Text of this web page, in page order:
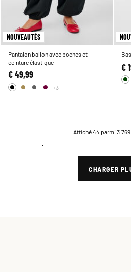
NOUVEAUTÉS
Pantalon ballon avec poches et
ceinture élastique
€ 49,99
+3
€
Affiché 44 parmi
CHARGER